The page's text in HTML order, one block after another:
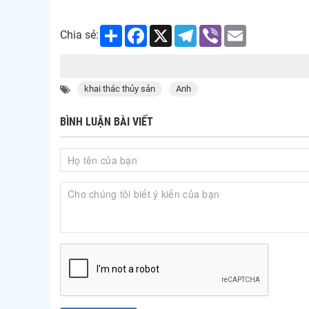
Chia sẻ: Share Facebook
X Telegram
Viber
khai thác thủy sản Anh
BÌNH LUẬN BÀI VIẾT